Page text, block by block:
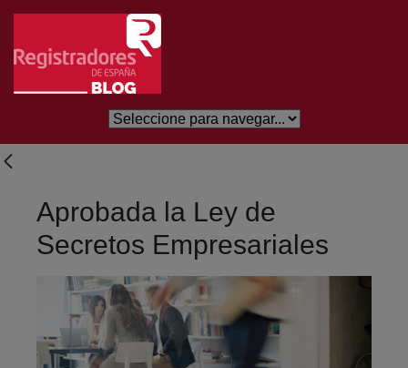
Saltar al contenido principal
Aprobada la Ley de
Secretos Empresariales